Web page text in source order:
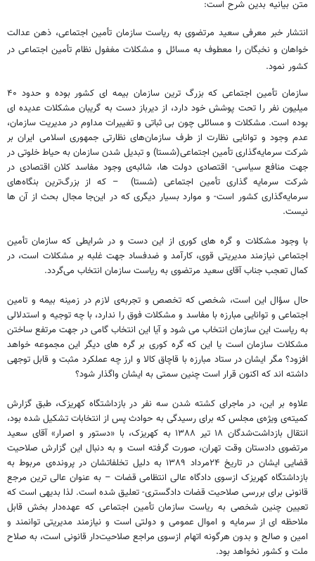
متن بیانیه بدین شرح است:
انتشار خبر معرفی سعید مرتضوی به ریاست سازمان تأمین اجتماعی، ذهن عدالت
خواهان و نخبگان را معطوف به مسائل و مشکلات مغفول نظام تأمین اجتماعی در
کشور نمود.
سازمان تأمین اجتماعی که بزرگ ترین سازمان بیمه ای کشور بوده و حدود ۴۰
میلیون نفر را تحت پوشش خود دارد، از دیرباز دست به گریبان مشکلات عدیده ای
بوده است. مشکلات و مسائلی چون بی ثباتی و تغییرات مداوم در مدیریت سازمان،
عدم وجود و توانایی نظارت از طرف سازمان‌های نظارتی جمهوری اسلامی ایران بر
شرکت سرمایه‌گذاری تأمین اجتماعی(شستا) و تبدیل شدن سازمان به حیاط خلوتی در
جهت منافع سیاسی- اقتصادی دولت ها، شائبه‌ی وجود مفاسد کلان اقتصادی در
شرکت سرمایه گذاری تأمین اجتماعی (شستا) – که از بزرگ‌ترین بنگاه‌های
سرمایه‌گذاری کشور است- و موارد بسیار دیگری که در این‌جا مجال بحث از آن ها
نیست.
با وجود مشکلات و گره های کوری از این دست و در شرایطی که سازمان تأمین
اجتماعی نیازمند مدیریتی قوی، کارآمد و ضدفساد جهت غلبه بر مشکلات است، در
کمال تعجب جناب آقای سعید مرتضوی به ریاست سازمان انتخاب می‌گردد.
حال سؤال این است، شخصی که تخصص و تجربه‌ی لازم در زمینه بیمه و تامین
اجتماعی و توانایی مبارزه با مفاسد و مشکلات فوق را ندارد، با چه توجیه و استدلالی
به ریاست این سازمان انتخاب می شود و آیا این انتخاب گامی در جهت مرتفع ساختن
مشکلات سازمان است یا این که گره کوری بر گره های دیگر این مجموعه خواهد
افزود؟ مگر ایشان در ستاد مبارزه با قاچاق کالا و ارز چه عملکرد مثبت و قابل توجهی
داشته اند که اکنون قرار است چنین سمتی به ایشان واگذار شود؟
علاوه بر این، در ماجرای کشته شدن سه نفر در بازداشتگاه کهریزک، طبق گزارش
کمیته‌ی ویژه‌ی مجلس که برای رسیدگی به حوادث پس از انتخابات تشکیل شده بود،
انتقال بازداشت‌شدگان ۱۸ تیر ۱۳۸۸ به کهریزک، با «دستور و اصرار» آقای سعید
مرتضوی دادستان وقت تهران، صورت گرفته است و به دنبال این گزارش صلاحیت
قضایی ایشان در تاریخ ۲۴مرداد ۱۳۸۹ به دلیل تخلفاتشان در پرونده‌ی مربوط به
بازداشتگاه کهریزک ازسوی دادگاه عالی انتظامی قضات – به عنوان عالی ترین مرجع
قانونی برای بررسی صلاحیت قضات دادگستری- تعلیق شده است. لذا بدیهی است که
تعیین چنین شخصی به ریاست سازمان تأمین اجتماعی که عهده‌دار بخش قابل
ملاحظه ای از سرمایه و اموال عمومی و دولتی است و نیازمند مدیریتی توانمند و
امین و صالح و بدون هرگونه اتهام ازسوی مراجع صلاحیت‌دار قانونی است، به صلاح
ملت و کشور نخواهد بود.